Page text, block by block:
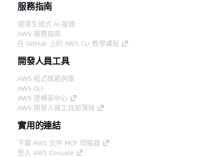
服務指南
選擇生成式 AI 服務
AWS 服務指南
在 GitHub 上的 AWS CLI 教學課程
開發人員工具
AWS 程式碼範例庫
AWS CLI
AWS 建構家中心
AWS 開發人員工具部落格
實用的連結
下載 AWS 文件 MCP 伺服器
登入 AWS Console